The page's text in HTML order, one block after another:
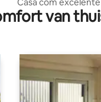
centro da cidade
van